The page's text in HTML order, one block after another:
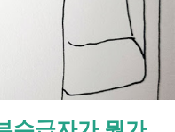
외 자산, 현금 기타 연금 사업
님 사망 후 ...